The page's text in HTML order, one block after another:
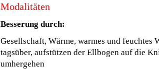
Modalitäten
Besserung durch:
Gesellschaft, Wärme, warmes und feuchtes
tagsüber, aufstützen der Ellbogen auf die
umhergehen